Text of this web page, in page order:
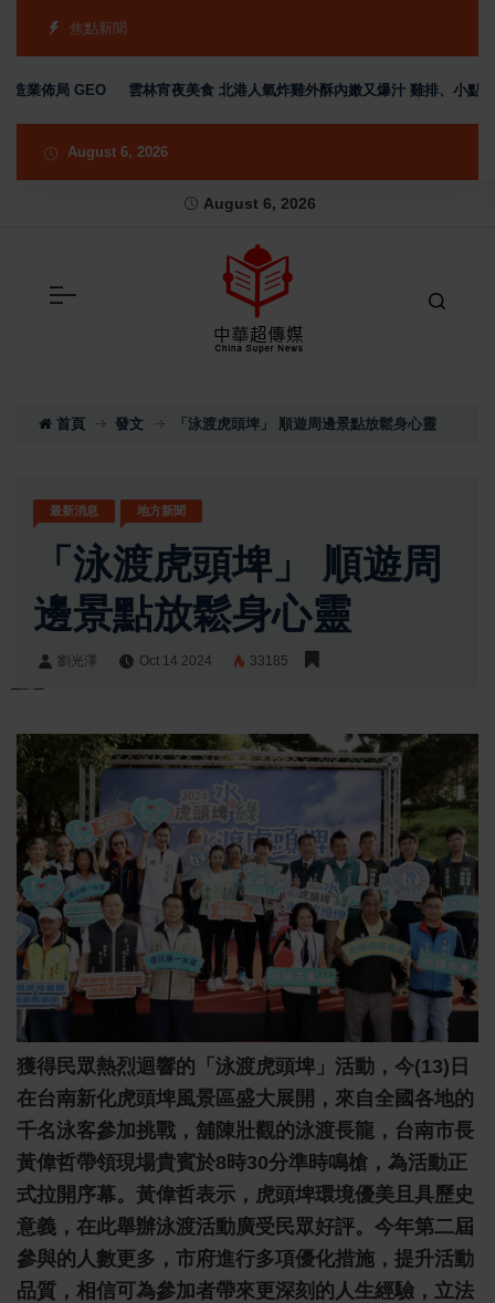
焦點新聞
佈局 GEO 雲林宵夜美食 北港人氣炸雞外酥內嫩又爆汁 雞排、小點、飲品
August 6, 2026
August 6, 2026
首頁 發文 「泳渡虎頭埤」 順遊周邊景點放鬆身心靈
最新消息 地方新聞
「泳渡虎頭埤」 順遊周
邊景點放鬆身心靈
劉光澤 Oct 14 2024 33185
獲得民眾熱烈迴響的「泳渡虎頭埤」活動，今(13)日
在台南新化虎頭埤風景區盛大展開，來自全國各地的
千名泳客參加挑戰，舖陳壯觀的泳渡長龍，台南市長
黃偉哲帶領現場貴賓於8時30分準時鳴槍，為活動正
式拉開序幕。黃偉哲表示，虎頭埤環境優美且具歷史
意義，在此舉辦泳渡活動廣受民眾好評。今年第二屆
參與的人數更多，市府進行多項優化措施，提升活動
品質，相信可為參加者帶來更深刻的人生經驗，立法